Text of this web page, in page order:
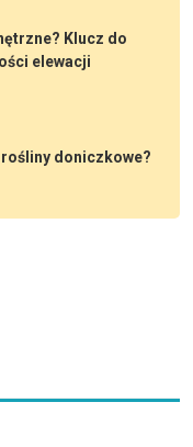
Klucz do
elewacji
doniczkowe?